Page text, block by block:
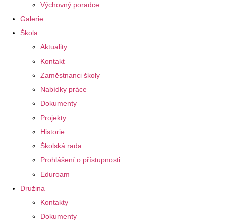
Výchovný poradce
Galerie
Škola
Aktuality
Kontakt
Zaměstnanci školy
Nabídky práce
Dokumenty
Projekty
Historie
Školská rada
Prohlášení o přístupnosti
Eduroam
Družina
Kontakty
Dokumenty